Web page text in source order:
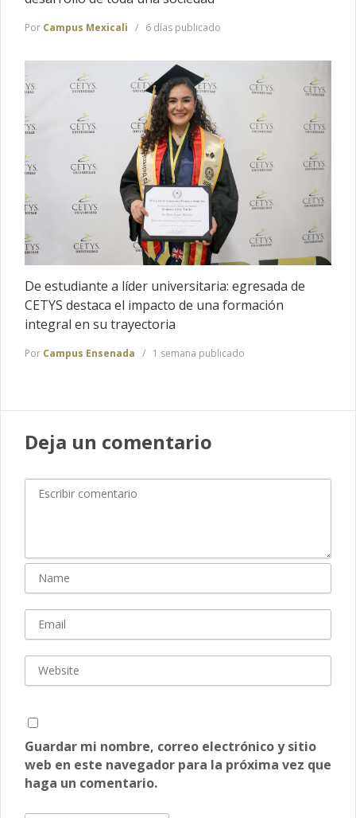
Por Campus Mexicali 6 días publicado
De estudiante a líder universitaria: egresada de
CETYS destaca el impacto de una formación
integral en su trayectoria
Por Campus Ensenada 1 semana publicado
Deja un comentario
Guardar mi nombre, correo electrónico y sitio
web en este navegador para la próxima vez que
haga un comentario.